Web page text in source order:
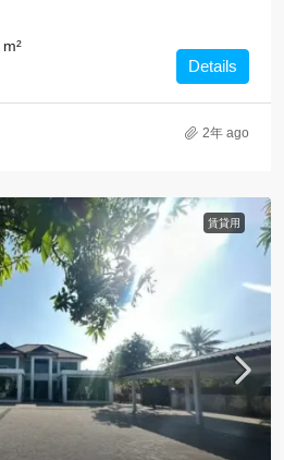
m²
Details
2年 ago
賃貸用